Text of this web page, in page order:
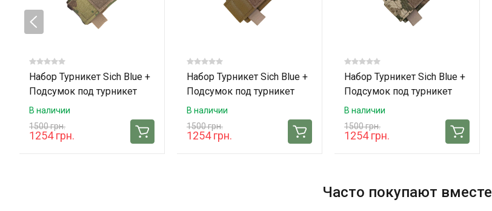
Набор Турникет Sich Blue +
Подсумок под турникет
Sich Tacmed (Multicam)
В наличии
1500 грн.
1254 грн.
Набор Турникет Sich Blue +
Подсумок под турникет
Sich Tacmed (Coyote)
В наличии
1500 грн.
1254 грн.
Набор Турникет Sich Blue +
Подсумок под турникет
Sich TacMed (Pixel)
В наличии
1500 грн.
1254 грн.
Часто покупают вместе